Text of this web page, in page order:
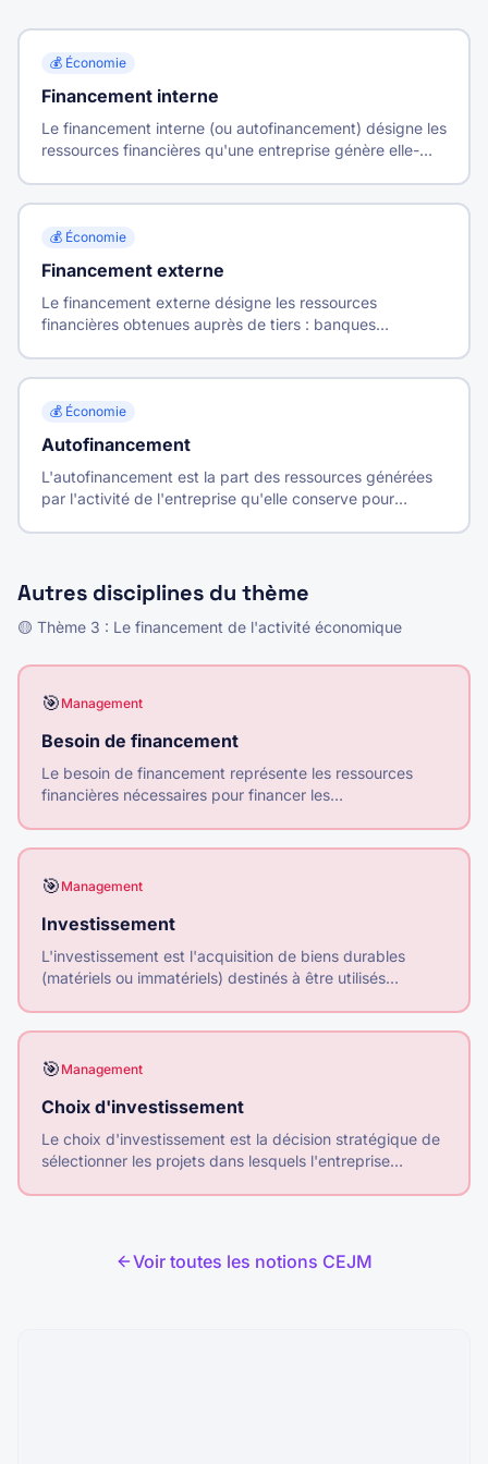
💰 Économie
Financement interne
Le financement interne (ou autofinancement) désigne les
ressources financières qu'une entreprise génère elle-
💰 Économie
Financement externe
Le financement externe désigne les ressources
financières obtenues auprès de tiers : banques
💰 Économie
Autofinancement
L'autofinancement est la part des ressources générées
par l'activité de l'entreprise qu'elle conserve pour
Autres disciplines du thème
🟡 Thème 3 : Le financement de l'activité économique
🎯 Management
Besoin de financement
Le besoin de financement représente les ressources
financières nécessaires pour financer les
🎯 Management
Investissement
L'investissement est l'acquisition de biens durables
(matériels ou immatériels) destinés à être utilisés
🎯 Management
Choix d'investissement
Le choix d'investissement est la décision stratégique de
sélectionner les projets dans lesquels l'entreprise
Voir toutes les notions CEJM